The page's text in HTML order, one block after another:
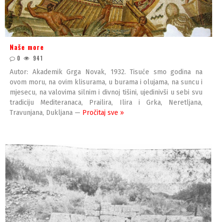
Naše more
0 941
Autor: Akademik Grga Novak, 1932. Tisuće smo godina na
ovom moru, na ovim klisurama, u burama i olujama, na suncu i
mjesecu, na valovima silnim i divnoj tišini, ujedinivši u sebi svu
tradiciju Mediteranaca, Prailira, Ilira i Grka, Neretljana,
Travunjana, Dukljana — Pročitaj sve »